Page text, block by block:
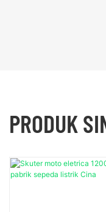
PRODUK